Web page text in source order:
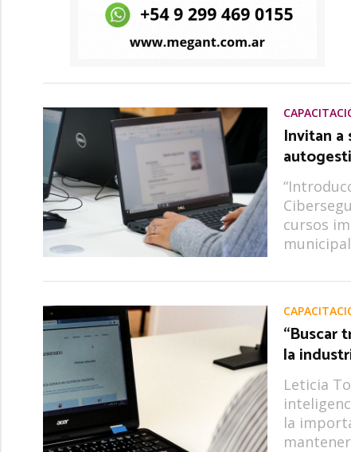
Invitan a
cursos
“Buscar
la
Leticia
la